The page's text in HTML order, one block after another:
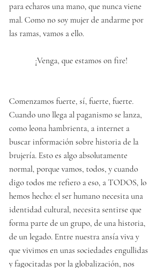
para echaros una mano, que nunca viene
mal. Como no soy mujer de andarme por
las ramas, vamos a ello.
¡Venga, que estamos on fire!
Comenzamos fuerte, sí, fuerte, fuerte.
Cuando uno llega al paganismo se lanza,
como leona hambrienta, a internet a
buscar información sobre historia de la
brujería. Esto es algo absolutamente
normal, porque vamos, todos, y cuando
digo todos me refiero a eso, a TODOS, lo
hemos hecho: el ser humano necesita una
identidad cultural, necesita sentirse que
forma parte de un grupo, de una historia,
de un legado. Entre nuestra ansía viva y
que vivimos en unas sociedades engullidas
y fagocitadas por la globalización, nos